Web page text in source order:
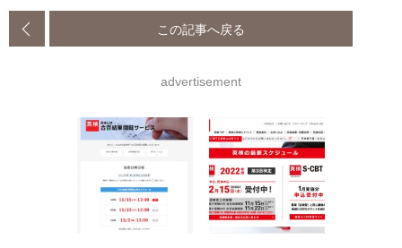
この記事へ戻る
advertisement